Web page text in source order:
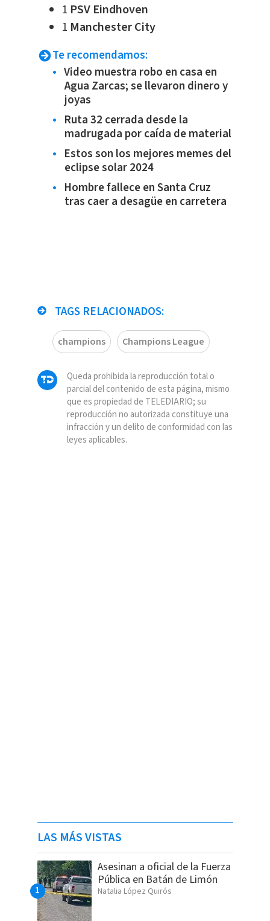
1 PSV Eindhoven
1 Manchester City
Te recomendamos:
Video muestra robo en casa en
Agua Zarcas; se llevaron dinero y
joyas
Ruta 32 cerrada desde la
madrugada por caída de material
Estos son los mejores memes del
eclipse solar 2024
Hombre fallece en Santa Cruz
tras caer a desagüe en carretera
TAGS RELACIONADOS:
champions Champions League
Queda prohibida la reproducción total o
parcial del contenido de esta página, mismo
que es propiedad de TELEDIARIO; su
reproducción no autorizada constituye una
infracción y un delito de conformidad con las
leyes aplicables.
LAS MÁS VISTAS
Asesinan a oficial de la Fuerza
Pública en Batán de Limón
Natalia López Quirós